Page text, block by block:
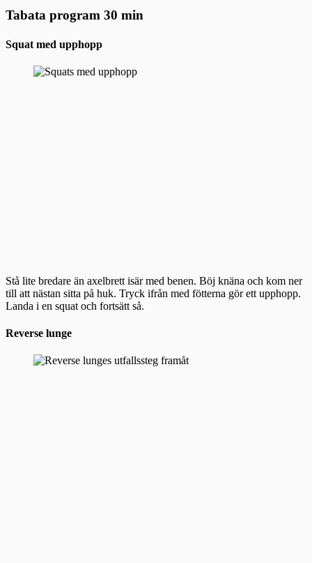
Tabata program 30 min
Squat med upphopp
Stå lite bredare än axelbrett isär med benen. Böj knäna och kom ner
till att nästan sitta på huk. Tryck ifrån med fötterna gör ett upphopp.
Landa i en squat och fortsätt så.
Reverse lunge